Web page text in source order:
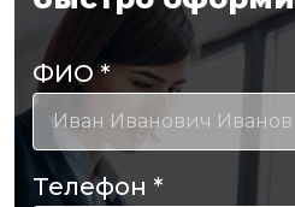
ФИО*
Телефон *